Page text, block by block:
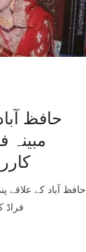
حافظ
مبینہ
حافظ آباد کے علاقے
فراڈ